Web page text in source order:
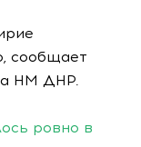
сообщает
НМ ДНР.
ровно в